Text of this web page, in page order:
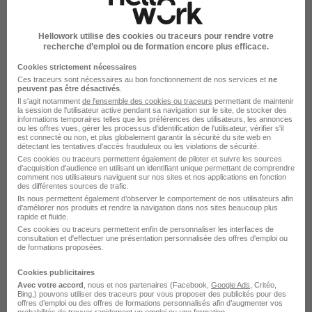
6 de plus
La carte
2 Rue Jean Vielledent
66100 Perpignan
Localiser le poste
Hellowork utilise des cookies ou traceurs pour rendre votre
recherche d’emploi ou de formation encore plus efficace.
Cookies strictement nécessaires
Ces traceurs sont nécessaires au bon fonctionnement de nos services et ne
peuvent pas être désactivés
Il s'agit notamment de l'ensemble des cookies ou traceurs permettant de maintenir
la session de l'utilisateur active pendant sa navigation sur le site, de stocker des
informations temporaires telles que les préférences des utilisateurs, les annonces
ou les offres vues, gérer les processus d'identification de l'utilisateur, vérifier s'il
est connecté ou non, et plus globalement garantir la sécurité du site web en
détectant les tentatives d'accès frauduleux ou les violations de sécurité.
Ces cookies ou traceurs permettent également de piloter et suivre les sources
d'acquisition d'audience en utilisant un identifiant unique permettant de comprendre
comment nos utilisateurs naviguent sur nos sites et nos applications en fonction
des différentes sources de trafic.
Ils nous permettent également d’observer le comportement de nos utilisateurs afin
d'améliorer nos produits et rendre la navigation dans nos sites beaucoup plus
rapide et fluide.
Ces cookies ou traceurs permettent enfin de personnaliser les interfaces de
consultation et d'effectuer une présentation personnalisée des offres d'emploi ou
de formations proposées.
Cookies publicitaires
Avec votre accord , nous et nos partenaires (Facebook, Google Ads , Critéo,
Bing,) pouvons utiliser des traceurs pour vous proposer des publicités pour des
offres d’emploi ou des offres de formations personnalisés afin d’augmenter vos